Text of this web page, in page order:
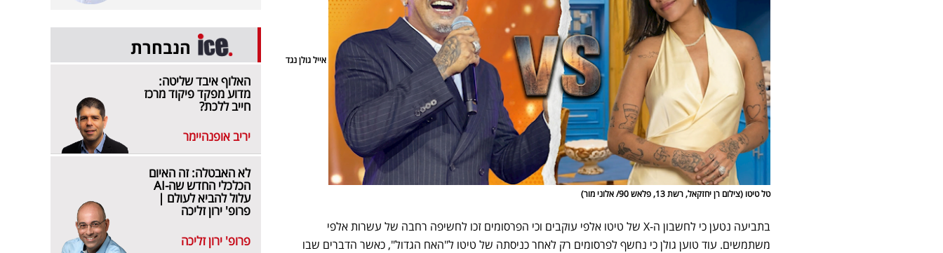
אייל גולן נגד
טל טיטו (צילום רן יחזקאל, רשת 13, פלאש 90/ אלוני מור)
בתביעה נטען כי לחשבון ה-X של טיטו אלפי עוקבים וכי הפרסומים זכו לחשיפה רחבה של עשרות אלפי
משתמשים. עוד טוען גולן כי נחשף לפרסומים רק לאחר כניסתה של טיטו ל"האח הגדול", כאשר הדברים שבו
הנבחרת
האלוף איבד שליטה:
מדוע מפקד פיקוד מרכז
חייב ללכת?
יריב אופנהיימר
לא האבטלה: זה האיום
הכלכלי החדש שה-AI
עלול להביא לעולם |
פרופ' ירון זליכה
פרופ' ירון זליכה